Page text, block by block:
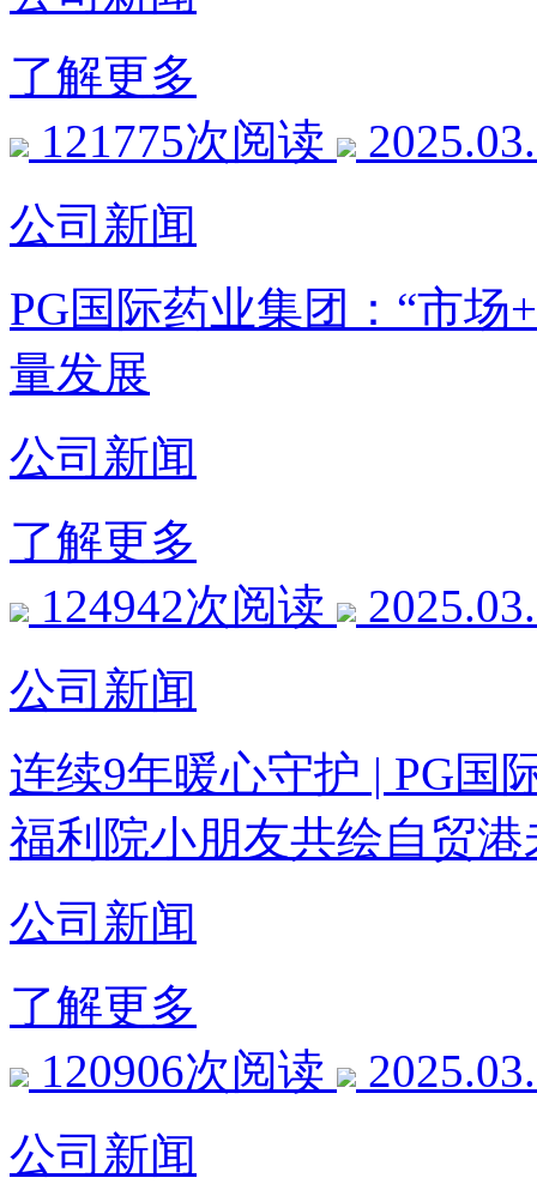
了解更多
121775次阅读
公司新闻
PG国际药业集团：“市
量发展
公司新闻
了解更多
124942次阅读
公司新闻
连续9年暖心守护 | PG国
福利院小朋友共绘自贸港
公司新闻
了解更多
120906次阅读
公司新闻